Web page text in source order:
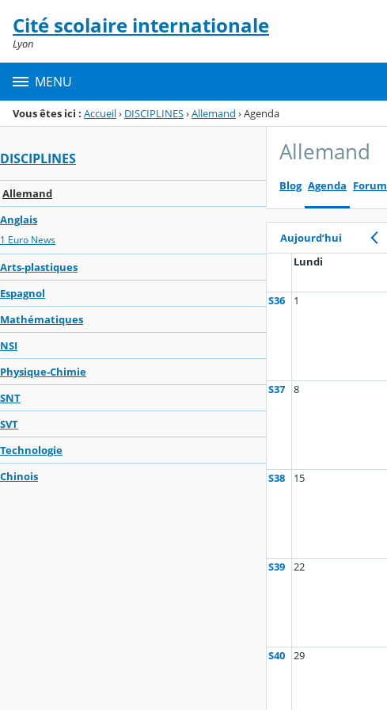
Menu de la rubrique
Contenu
Cité scolaire internationale
Lyon
MENU
Vous êtes ici : Accueil› DISCIPLINES›Allemand ›Agenda
DISCIPLINES
Allemand
Anglais
1 Euro News
Arts-plastiques
Espagnol
Mathématiques
NSI
Physique-Chimie
SNT
SVT
Technologie
Chinois
Allemand
Blog Agenda Forum
Aujourd’hui
Lundi
S36 1
S37 8
S38 15
S39 22
S40 29